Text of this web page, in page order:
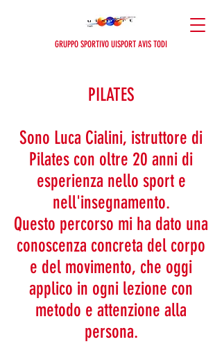
GRUPPO SPORTIVO UISPORT AVIS TODI
PILATES
Sono Luca Cialini, istruttore di
Pilates con oltre 20 anni di
esperienza nello sport e
nell'insegnamento.
Questo percorso mi ha dato una
conoscenza concreta del corpo
e del movimento, che oggi
applico in ogni lezione con
metodo e attenzione alla
persona.